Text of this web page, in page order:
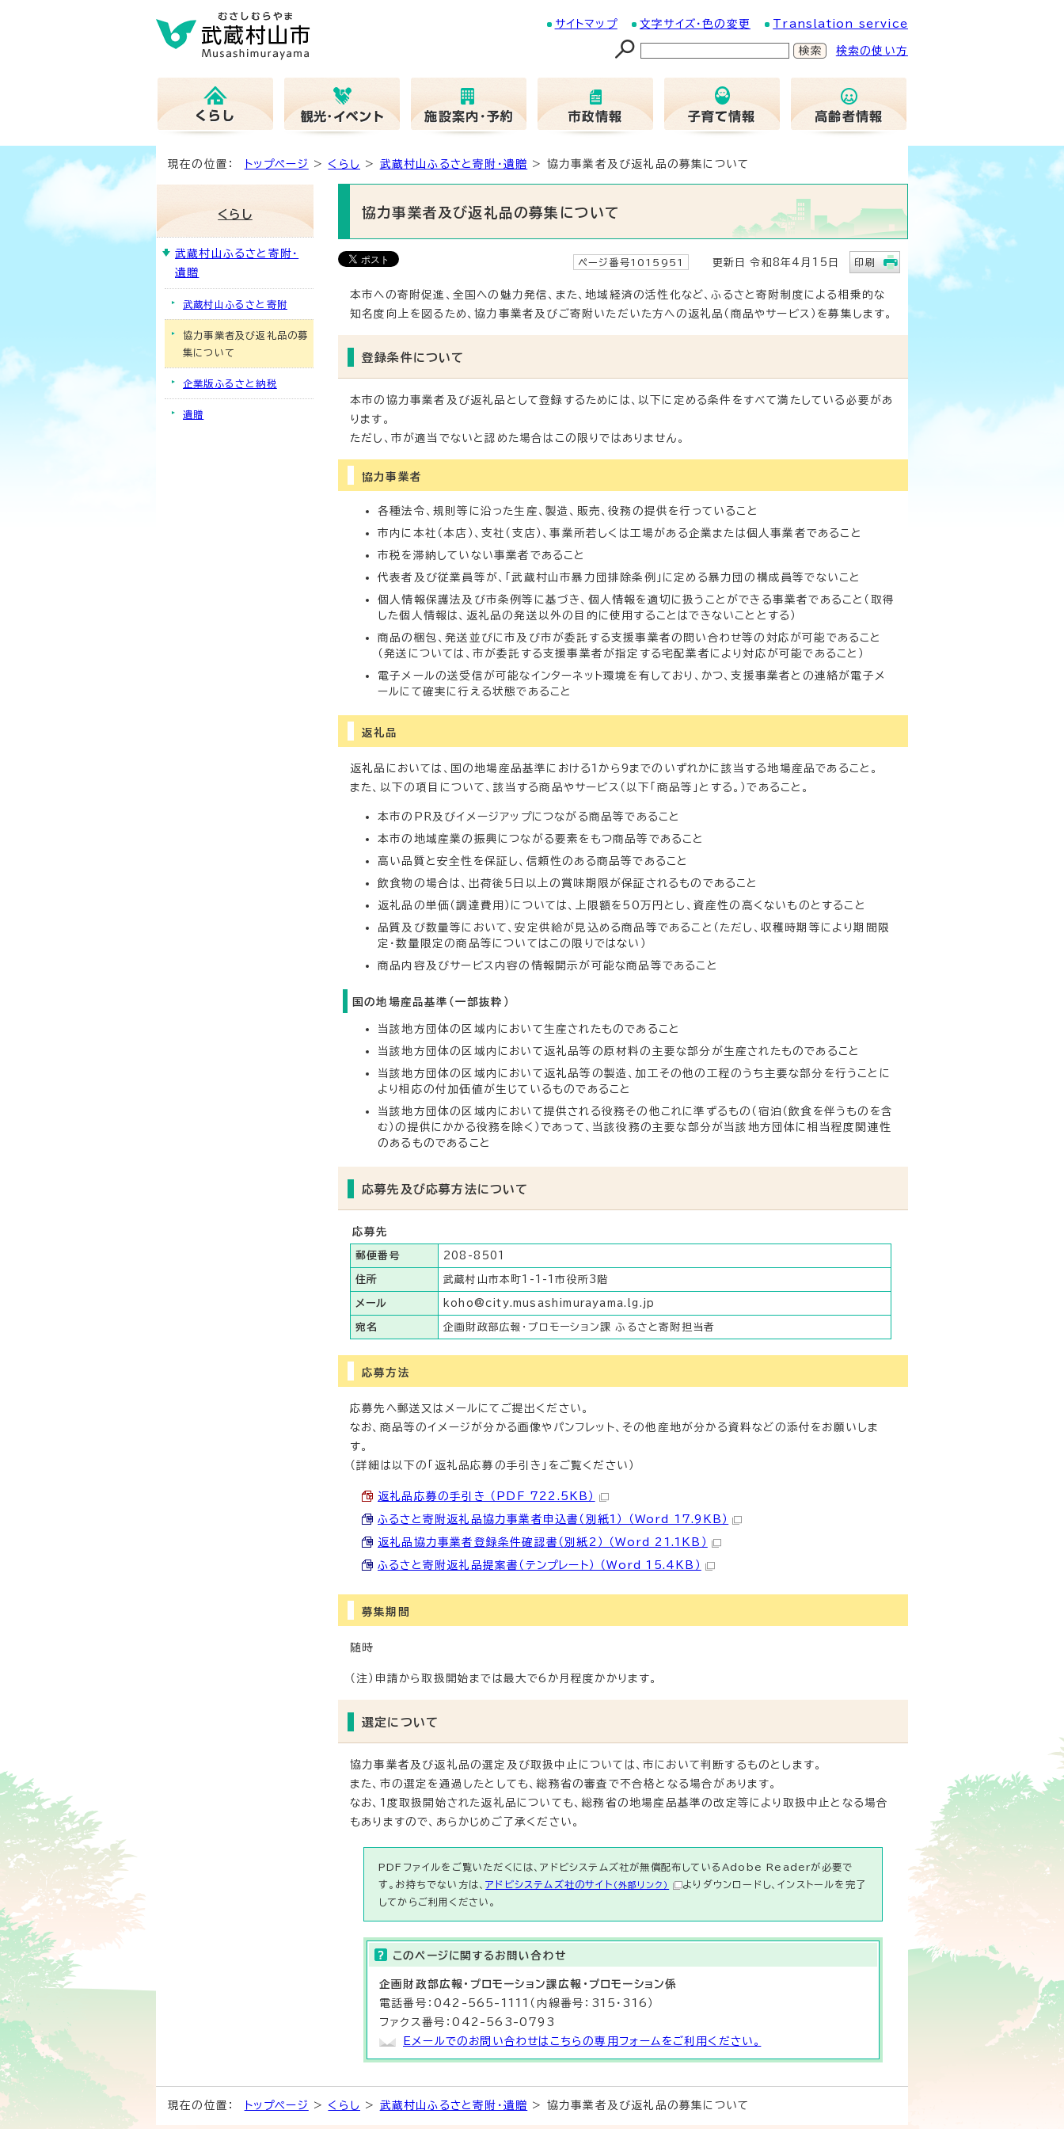
サイトマップ 文字サイズ・色の変更 Translation service
検索の使い方
現在の位置： トップページ > くらし > 武蔵村山ふるさと寄附・遺贈 > 協力事業者及び返礼品の募集について
協力事業者及び返礼品の募集について
ページ番号1015951 更新日 令和8年4月15日 印刷
本市への寄附促進、全国への魅力発信、また、地域経済の活性化など、ふるさと寄附制度による相乗的な
知名度向上を図るため、協力事業者及びご寄附いただいた方への返礼品（商品やサービス）を募集します。
登録条件について
本市の協力事業者及び返礼品として登録するためには、以下に定める条件をすべて満たしている必要があ
ります。
ただし、市が適当でないと認めた場合はこの限りではありません。
協力事業者
各種法令、規則等に沿った生産、製造、販売、役務の提供を行っていること
市内に本社（本店）、支社（支店）、事業所若しくは工場がある企業または個人事業者であること
市税を滞納していない事業者であること
代表者及び従業員等が、「武蔵村山市暴力団排除条例」に定める暴力団の構成員等でないこと
個人情報保護法及び市条例等に基づき、個人情報を適切に扱うことができる事業者であること（取得
した個人情報は、返礼品の発送以外の目的に使用することはできないこととする）
商品の梱包、発送並びに市及び市が委託する支援事業者の問い合わせ等の対応が可能であること
（発送については、市が委託する支援事業者が指定する宅配業者により対応が可能であること）
電子メールの送受信が可能なインターネット環境を有しており、かつ、支援事業者との連絡が電子メ
ールにて確実に行える状態であること
返礼品
返礼品においては、国の地場産品基準における1から9までのいずれかに該当する地場産品であること。
また、以下の項目について、該当する商品やサービス（以下「商品等」とする。）であること。
本市のPR及びイメージアップにつながる商品等であること
本市の地域産業の振興につながる要素をもつ商品等であること
高い品質と安全性を保証し、信頼性のある商品等であること
飲食物の場合は、出荷後5日以上の賞味期限が保証されるものであること
返礼品の単価（調達費用）については、上限額を50万円とし、資産性の高くないものとすること
品質及び数量等において、安定供給が見込める商品等であること（ただし、収穫時期等により期間限
定・数量限定の商品等についてはこの限りではない）
商品内容及びサービス内容の情報開示が可能な商品等であること
国の地場産品基準（一部抜粋）
当該地方団体の区域内において生産されたものであること
当該地方団体の区域内において返礼品等の原材料の主要な部分が生産されたものであること
当該地方団体の区域内において返礼品等の製造、加工その他の工程のうち主要な部分を行うことに
より相応の付加価値が生じているものであること
当該地方団体の区域内において提供される役務その他これに準ずるもの（宿泊（飲食を伴うものを含
む）の提供にかかる役務を除く）であって、当該役務の主要な部分が当該地方団体に相当程度関連性
のあるものであること
応募先及び応募方法について
応募先
郵便番号 208-8501
住所 武蔵村山市本町1-1-1市役所3階
メール koho@city.musashimurayama.lg.jp
宛名 企画財政部広報・プロモーション課 ふるさと寄附担当者
応募方法
応募先へ郵送又はメールにてご提出ください。
なお、商品等のイメージが分かる画像やパンフレット、その他産地が分かる資料などの添付をお願いしま
す。
（詳細は以下の「返礼品応募の手引き」をご覧ください）
返礼品応募の手引き （PDF 722.5KB）
ふるさと寄附返礼品協力事業者申込書（別紙1） （Word 17.9KB）
返礼品協力事業者登録条件確認書（別紙2） （Word 21.1KB）
ふるさと寄附返礼品提案書（テンプレート） （Word 15.4KB）
募集期間
随時
（注）申請から取扱開始までは最大で6か月程度かかります。
選定について
協力事業者及び返礼品の選定及び取扱中止については、市において判断するものとします。
また、市の選定を通過したとしても、総務省の審査で不合格となる場合があります。
なお、1度取扱開始された返礼品についても、総務省の地場産品基準の改定等により取扱中止となる場合
もありますので、あらかじめご了承ください。
PDFファイルをご覧いただくには、アドビシステムズ社が無償配布しているAdobe Readerが必要で
す。お持ちでない方は、アドビシステムズ社のサイト （外部リンク）
よりダウンロードし、インストールを完了
してからご利用ください。
このページに関する お問い合わせ
企画財政部広報・プロモーション課 広報・プロモーション係
電話番号：042-565-1111（内線番号：315・316）
ファクス番号：042-563-0793
Eメールでのお問い合わせはこちらの専用フォームをご利用ください。
くらし
武蔵村山ふるさと寄附・
遺贈
武蔵村山ふるさと寄附
協力事業者及び返礼品の募
集について
企業版ふるさと納税
遺贈
現在の位置： トップページ > くらし > 武蔵村山ふるさと寄附・遺贈 > 協力事業者及び返礼品の募集について